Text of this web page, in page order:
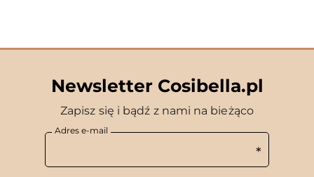
Newsletter Cosibella.pl
Zapisz się i bądź z nami na bieżąco
Adres e-mail